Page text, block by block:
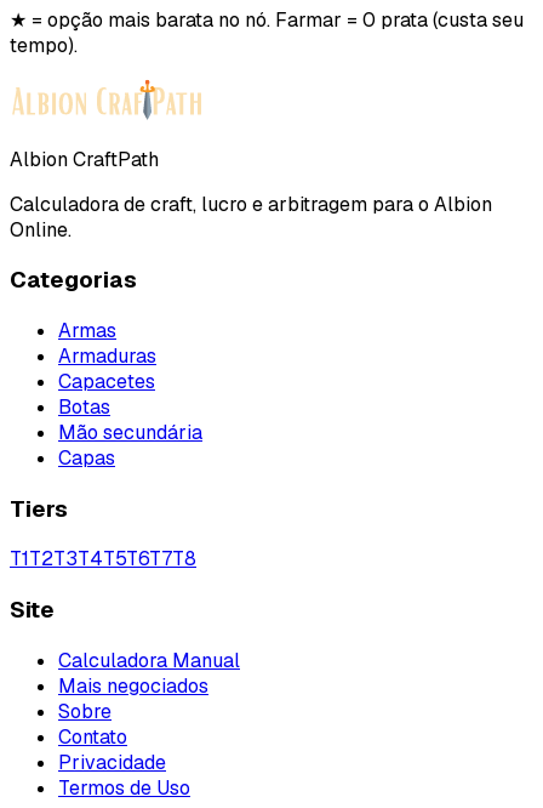
★ = opção mais barata no nó. Farmar = 0 prata (custa seu
tempo).
Albion CraftPath
Calculadora de craft, lucro e arbitragem para o Albion
Online.
Categorias
Armas
Armaduras
Capacetes
Botas
Mão secundária
Capas
Tiers
T1T2T3T4T5T6T7T8
Site
Calculadora Manual
Mais negociados
Sobre
Contato
Privacidade
Termos de Uso